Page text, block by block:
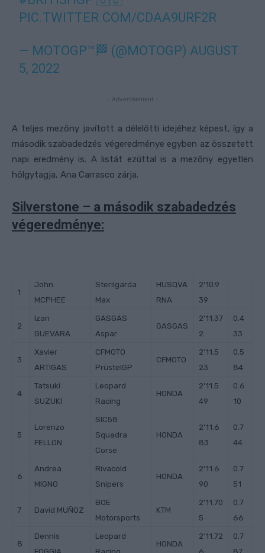
PIC.TWITTER.COM/CDAA9URF2R
— MOTOGP™🏁 (@MOTOGP) AUGUST
5, 2022
- Advertisement -
A teljes mezőny javított a délelőtti idejéhez képest, így a
második szabadedzés végeredménye egyben az összetett
napi eredmény is. A listát ezúttal is a mezőny egyetlen
hölgytagja, Ana Carrasco zárja.
Silverstone – a második szabadedzés
végeredménye:
1
John
MCPHEE
Sterilgarda
Max
HUSQVA
RNA
2’10.9
39
2
Izan
GUEVARA
GASGAS
Aspar
GASGAS
2’11.37
2
0.4
33
3
Xavier
ARTIGAS
CFMOTO
PrüstelGP
CFMOTO
2’11.5
23
0.5
84
4
Tatsuki
SUZUKI
Leopard
Racing
HONDA
2’11.5
49
0.6
10
5
Lorenzo
FELLON
SIC58
Squadra
Corse
HONDA
2’11.6
83
0.7
44
6
Andrea
MIGNO
Rivacold
Snipers
HONDA
2’11.6
90
0.7
51
7 David MUÑOZ
BOE
Motorsports
KTM
2’11.70
5
0.7
66
8
Dennis
Leopard
HONDA
2’11.72
0.7